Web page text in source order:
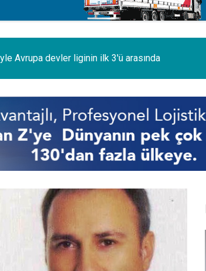
özel 1.199.000 TL’den başlayan fiyatlarla